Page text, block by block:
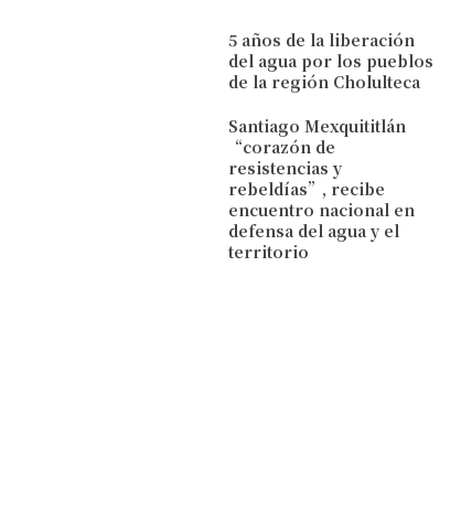
5 años de la liberación
del agua por los pueblos
de la región Cholulteca
Santiago Mexquititlán
“corazón de
resistencias y
rebeldías”, recibe
encuentro nacional en
defensa del agua y el
territorio